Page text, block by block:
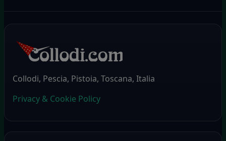
Collodi, Pescia, Pistoia, Toscana, Italia
Privacy & Cookie Policy